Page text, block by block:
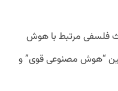
فلسفی مرتبط با هوش
“هوش مصنوعی قوی” و